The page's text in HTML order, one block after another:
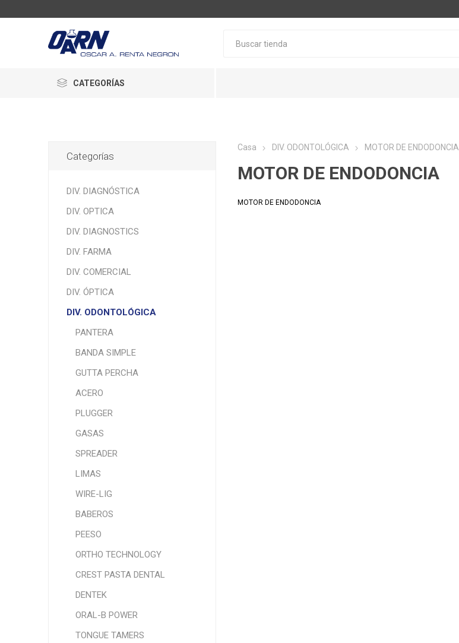
CATEGORÍAS
Casa DIV. ODONTOLÓGICA MOTOR DE ENDODONCIA
MOTOR DE ENDODONCIA
MOTOR DE ENDODONCIA
Categorías
DIV. DIAGNÓSTICA
DIV. OPTICA
DIV. DIAGNOSTICS
DIV. FARMA
DIV. COMERCIAL
DIV. ÓPTICA
DIV. ODONTOLÓGICA
PANTERA
BANDA SIMPLE
GUTTA PERCHA
ACERO
PLUGGER
GASAS
SPREADER
LIMAS
WIRE-LIG
BABEROS
PEESO
ORTHO TECHNOLOGY
CREST PASTA DENTAL
DENTEK
ORAL-B POWER
TONGUE TAMERS